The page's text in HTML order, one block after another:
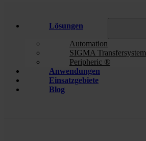
Lösungen
Automation
SIGMA Transfersystem
Peripheric ®
Anwendungen
Einsatzgebiete
Blog